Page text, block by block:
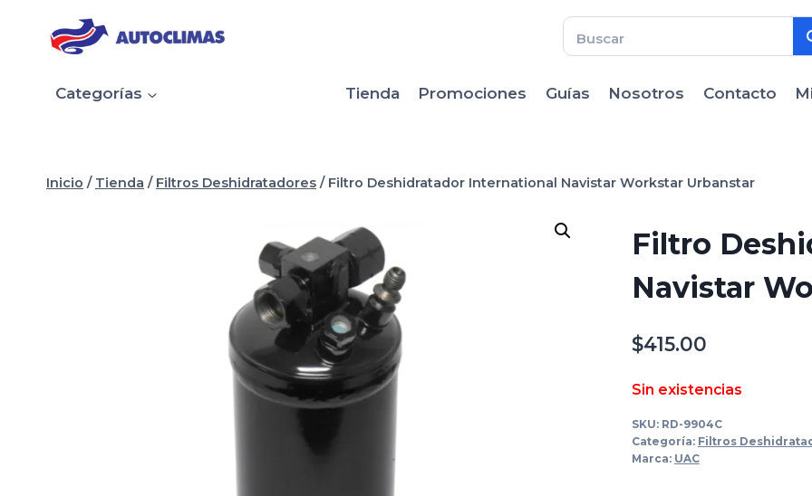
contenido
Categorías Tienda Promociones Guías Nosotros Contacto
Inicio / Tienda / Filtros Deshidratadores / Filtro Deshidratador International Navistar Workstar Urbanstar
Filtro
Navistar
$415.00
Sin existencias
SKU: RD-9904C
Categoría: Filtros
Marca: UAC